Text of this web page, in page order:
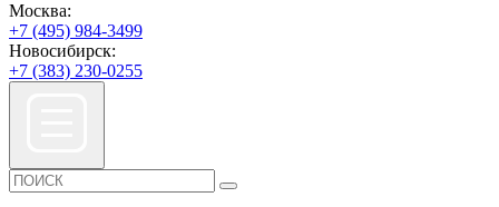
Москва:
+7 (495) 984-3499
Новосибирск:
+7 (383) 230-0255